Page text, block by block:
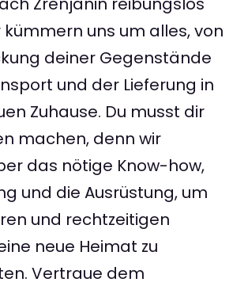
uns um alles, von
deiner Gegenstände
und der Lieferung in
Zuhause. Du musst dir
machen, denn wir
das nötige Know-how,
und die Ausrüstung, um
und rechtzeitigen
neue Heimat zu
Vertraue dem